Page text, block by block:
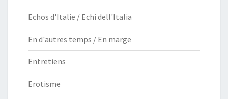
Echos d'Italie / Echi dell'Italia
En d'autres temps / En marge
Entretiens
Erotisme